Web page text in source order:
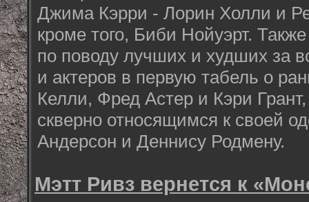
Джима Кэрри - Лорин Холли и
кроме того, Биби Нойуэрт.
по поводу лучших и худших за
и актеров в первую табель о
Келли, Фред Астер и Кэри
скверно относящимся к своей
Андерсон и Деннису Родмену.
Мэтт Ривз вернется к